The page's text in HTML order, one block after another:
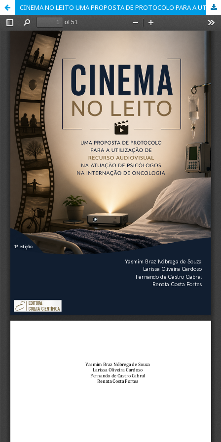
CINEMA NO LEITO UMA PROPOSTA DE PROTOCOLO PARA A UTILIZAÇÃO DE RECURSO AUDIOVISUAL NA ATUAÇÃO DE PSICÓLOGOS NA INTERNAÇÃO DE ONCOLOGIA